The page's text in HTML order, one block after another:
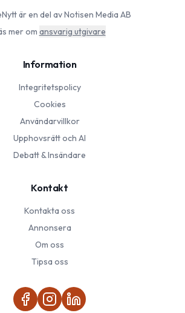
är en del av Notisen Media AB
mer om ansvarig utgivare
Information
Integritetspolicy
Cookies
Användarvillkor
Upphovsrätt och AI
Debatt & Insändare
Kontakt
Kontakta oss
Annonsera
Om oss
Tipsa oss